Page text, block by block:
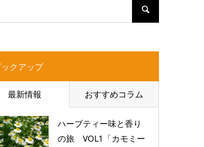
ックアップ
最新情報 おすすめコラム
ハーブティー味と香り
の旅 VOL1「カモミー